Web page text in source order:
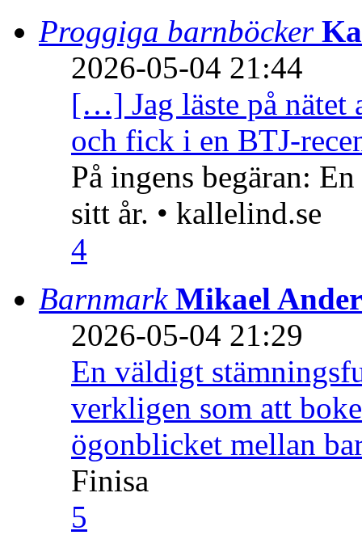
Proggiga barnböcker
2026-05-04 21:44
[…] Jag läste på nätet
och fick i en BTJ-
På ingens begäran:
sitt år. • kallelind.se
4
Barnmark Mikael
2026-05-04 21:29
En väldigt
verkligen som att
ögonblicket mellan
Finisa
5